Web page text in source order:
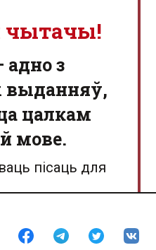
з
выданняў,
цалкам
мове.
пісаць для